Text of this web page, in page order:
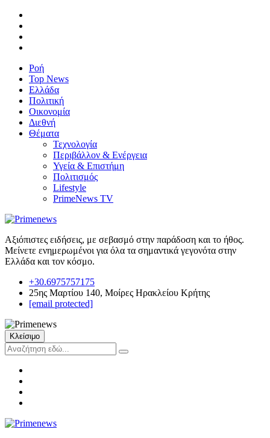
Ροή
Top News
Ελλάδα
Πολιτική
Οικονομία
Διεθνή
Θέματα
Τεχνολογία
Περιβάλλον & Ενέργεια
Υγεία & Επιστήμη
Πολιτισμός
Lifestyle
PrimeNews TV
Αξιόπιστες ειδήσεις, με σεβασμό στην παράδοση και το ήθος.
Μείνετε ενημερωμένοι για όλα τα σημαντικά γεγονότα στην
Ελλάδα και τον κόσμο.
+30.6975757175
25ης Μαρτίου 140, Μοίρες Ηρακλείου Κρήτης
[email protected]
Κλείσιμο